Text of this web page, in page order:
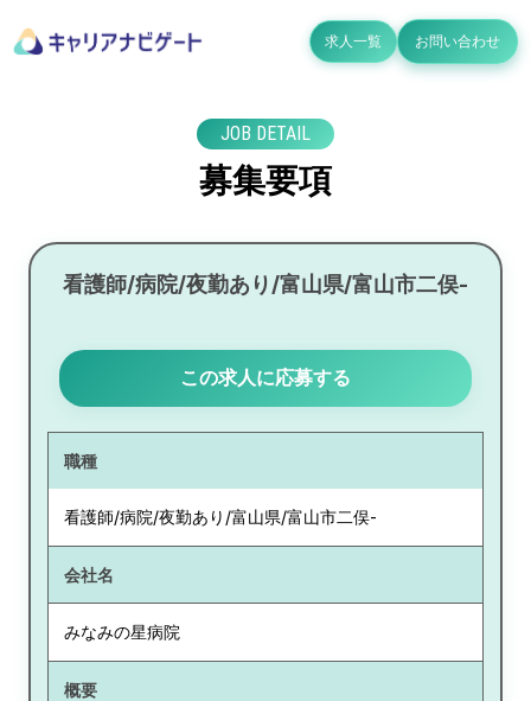
求人一覧 お問い合わせ
JOB DETAIL
募集要項
看護師/病院/夜勤あり/富山県/富山市二俣-
この求人に応募する
職種
看護師/病院/夜勤あり/富山県/富山市二俣-
会社名
みなみの星病院
概要